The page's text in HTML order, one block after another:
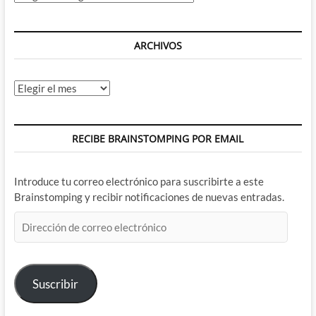
ARCHIVOS
Archivos
RECIBE BRAINSTOMPING POR EMAIL
Introduce tu correo electrónico para suscribirte a este
Brainstomping y recibir notificaciones de nuevas entradas.
de
electrónico
Suscribir